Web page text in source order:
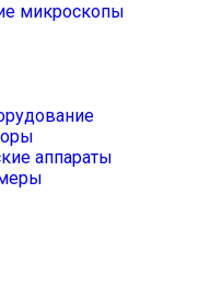
микроскопы
аппараты